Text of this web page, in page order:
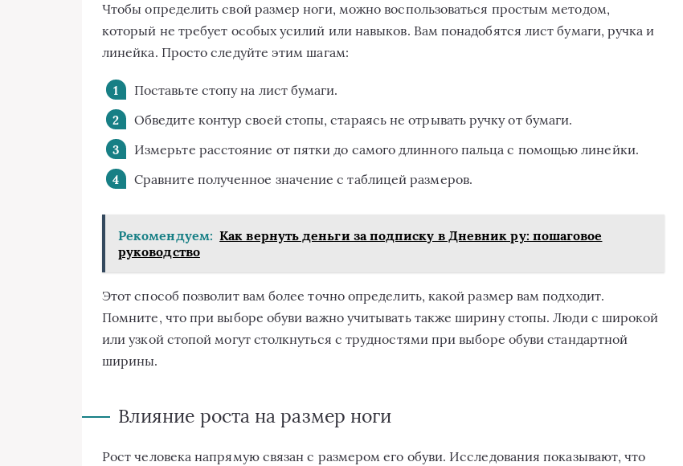
Чтобы определить свой размер ноги, можно воспользоваться простым методом,
который не требует особых усилий или навыков. Вам понадобятся лист бумаги, ручка и
линейка. Просто следуйте этим шагам:
Поставьте стопу на лист бумаги.
Обведите контур своей стопы, стараясь не отрывать ручку от бумаги.
Измерьте расстояние от пятки до самого длинного пальца с помощью линейки.
Сравните полученное значение с таблицей размеров.
Рекомендуем: Как вернуть деньги за подписку в Дневник ру: пошаговое
руководство
Этот способ позволит вам более точно определить, какой размер вам подходит.
Помните, что при выборе обуви важно учитывать также ширину стопы. Люди с широкой
или узкой стопой могут столкнуться с трудностями при выборе обуви стандартной
ширины.
Влияние роста на размер ноги
Рост человека напрямую связан с размером его обуви. Исследования показывают, что